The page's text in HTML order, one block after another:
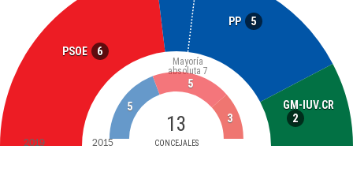
PSOE 6
PP 5
GM-IUV.CR
2
13
CONCEJALES
Mayoría
absoluta 7
5
5
3
2019 2015